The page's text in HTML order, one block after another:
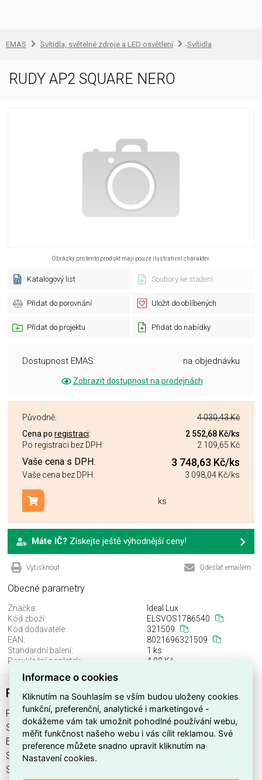
EMAS Svítidla, světelné zdroje a LED osvětlení Svítidla
RUDY AP2 SQUARE NERO
Obrázky pro tento produkt mají pouze ilustrativní charakter.
Katalogový list Soubory ke stažení
Přidat do porovnání Uložit do oblíbených
Přidat do projektu Přidat do nabídky
Dostupnost EMAS: na objednávku
Zobrazit dostupnost na prodejnách
Původně:
4 030,43 Kč
Cena po registraci: 2 552,68 Kč/ks
Po registraci bez DPH:
2 109,65 Kč
Vaše cena s DPH: 3 748,63 Kč/ks
Vaše cena bez DPH: 3 098,04 Kč/ks
ks
Přidat do košíku
Máte IČ? Získejte ještě výhodnější ceny!
Vytisknout Odeslat emailem
Obecné parametry
Značka:
Ideal Lux
Kód zboží:
ELSVOS1786540
Kód dodavatele:
321509
EAN:
8021696321509
Standardní balení:
1 ks
Recyklační poplatek:
4,00 Kč
RUDY AP2 SQUARE NERO
RUDY AP2 SQUARE NERO najdete v kategoriích Svítidla,
Svítidla, světelné zdroje a LED osvětlení, výrobce Ideal Lux,
EAN 8021696321509, kód dodavatele 321509. RUDY AP2
SQUARE NERO nabízíme od 1 ks. Kód EMAS RUDY AP2
SQUARE NERO je ELSVOS1786540.
Informace o cookies
Kliknutím na Souhlasím se vším budou uloženy cookies
funkční, preferenční, analytické i marketingové -
dokážeme vám tak umožnit pohodlné používání webu,
měřit funkčnost našeho webu i vás cílit reklamou. Své
preference můžete snadno upravit kliknutím na
Nastavení cookies.